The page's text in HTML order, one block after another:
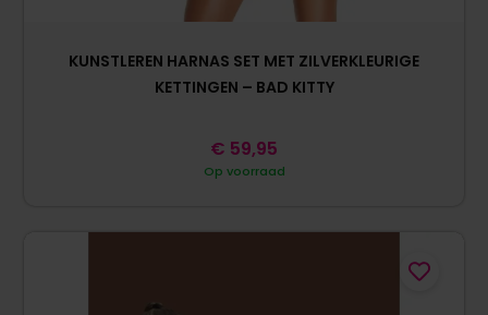
KUNSTLEREN HARNAS SET MET ZILVERKLEURIGE
KETTINGEN – BAD KITTY
Op voorraad
€ 59,95